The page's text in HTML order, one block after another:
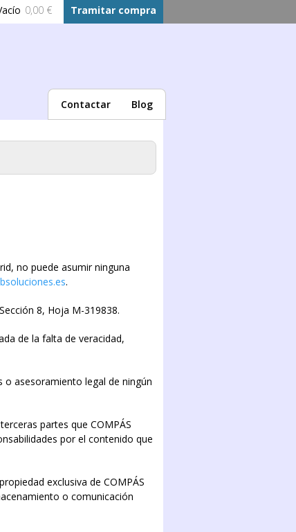
0,00 € Tramitar compra
Contactar Blog
no puede asumir ninguna
.
8, Hoja M-319838.
de la falta de veracidad,
o asesoramiento legal de ningún
partes que COMPÁS
por el contenido que
exclusiva de COMPÁS
o comunicación